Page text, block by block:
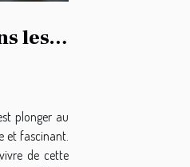
les
plonger au
et fascinant.
de cette